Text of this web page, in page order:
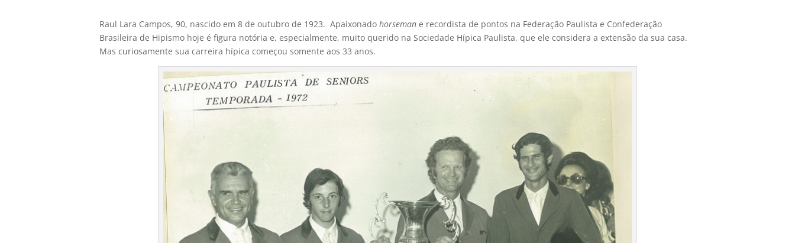
Raul Lara Campos, 90, nascido em 8 de outubro de 1923. Apaixonado horseman e recordista de pontos na Federação Paulista e Confederação
Brasileira de Hipismo hoje é figura notória e, especialmente, muito querido na Sociedade Hípica Paulista, que ele considera a extensão da sua casa.
Mas curiosamente sua carreira hípica começou somente aos 33 anos.